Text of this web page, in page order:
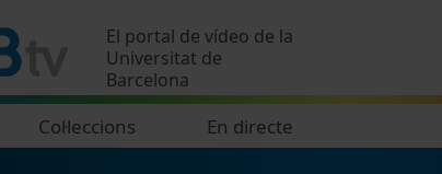
El portal de vídeo de la
Universitat de
Barcelona
Col·leccions En directe